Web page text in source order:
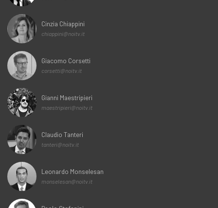
Cinzia Chiappini
chiappini@noitv.it
Giacomo Corsetti
corsetti@noitv.it
Gianni Maestripieri
maestripieri@noitv.it
Claudio Tanteri
tanteri@noitv.it
Leonardo Monselesan
monselesan@noitv.it